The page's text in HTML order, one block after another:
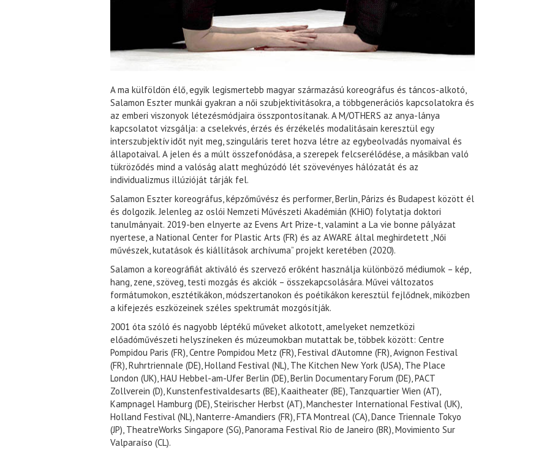
A ma külföldön élő, egyik legismertebb magyar származású koreográfus és táncos-alkotó,
Salamon Eszter munkái gyakran a női szubjektivitásokra, a többgenerációs kapcsolatokra és
az emberi viszonyok létezésmódjaira összpontosítanak. A M/OTHERS az anya-lánya
kapcsolatot vizsgálja: a cselekvés, érzés és érzékelés modalitásain keresztül egy
interszubjektív időt nyit meg, szinguláris teret hozva létre az egybeolvadás nyomaival és
állapotaival. A jelen és a múlt összefonódása, a szerepek felcserélődése, a másikban való
tükröződés mind a valóság alatt meghúzódó lét szövevényes hálózatát és az
individualizmus illúzióját tárják fel.
Salamon Eszter koreográfus, képzőművész és performer, Berlin, Párizs és Budapest között él
és dolgozik. Jelenleg az oslói Nemzeti Művészeti Akadémián (KHiO) folytatja doktori
tanulmányait. 2019-ben elnyerte az Evens Art Prize-t, valamint a La vie bonne pályázat
nyertese, a National Center for Plastic Arts (FR) és az AWARE által meghirdetett „Női
művészek, kutatások és kiállítások archívuma” projekt keretében (2020).
Salamon a koreográfiát aktiváló és szervező erőként használja különböző médiumok – kép,
hang, zene, szöveg, testi mozgás és akciók – összekapcsolására. Művei változatos
formátumokon, esztétikákon, módszertanokon és poétikákon keresztül fejlődnek, miközben
a kifejezés eszközeinek széles spektrumát mozgósítják.
2001 óta szóló és nagyobb léptékű műveket alkotott, amelyeket nemzetközi
előadóművészeti helyszíneken és múzeumokban mutattak be, többek között: Centre
Pompidou Paris (FR), Centre Pompidou Metz (FR), Festival d’Automne (FR), Avignon Festival
(FR), Ruhrtriennale (DE), Holland Festival (NL), The Kitchen New York (USA), The Place
London (UK), HAU Hebbel-am-Ufer Berlin (DE), Berlin Documentary Forum (DE), PACT
Zollverein (D), Kunstenfestivaldesarts (BE), Kaaitheater (BE), Tanzquartier Wien (AT),
Kampnagel Hamburg (DE), Steirischer Herbst (AT), Manchester International Festival (UK),
Holland Festival (NL), Nanterre-Amandiers (FR), FTA Montreal (CA), Dance Triennale Tokyo
(JP), TheatreWorks Singapore (SG), Panorama Festival Rio de Janeiro (BR), Movimiento Sur
Valparaíso (CL).